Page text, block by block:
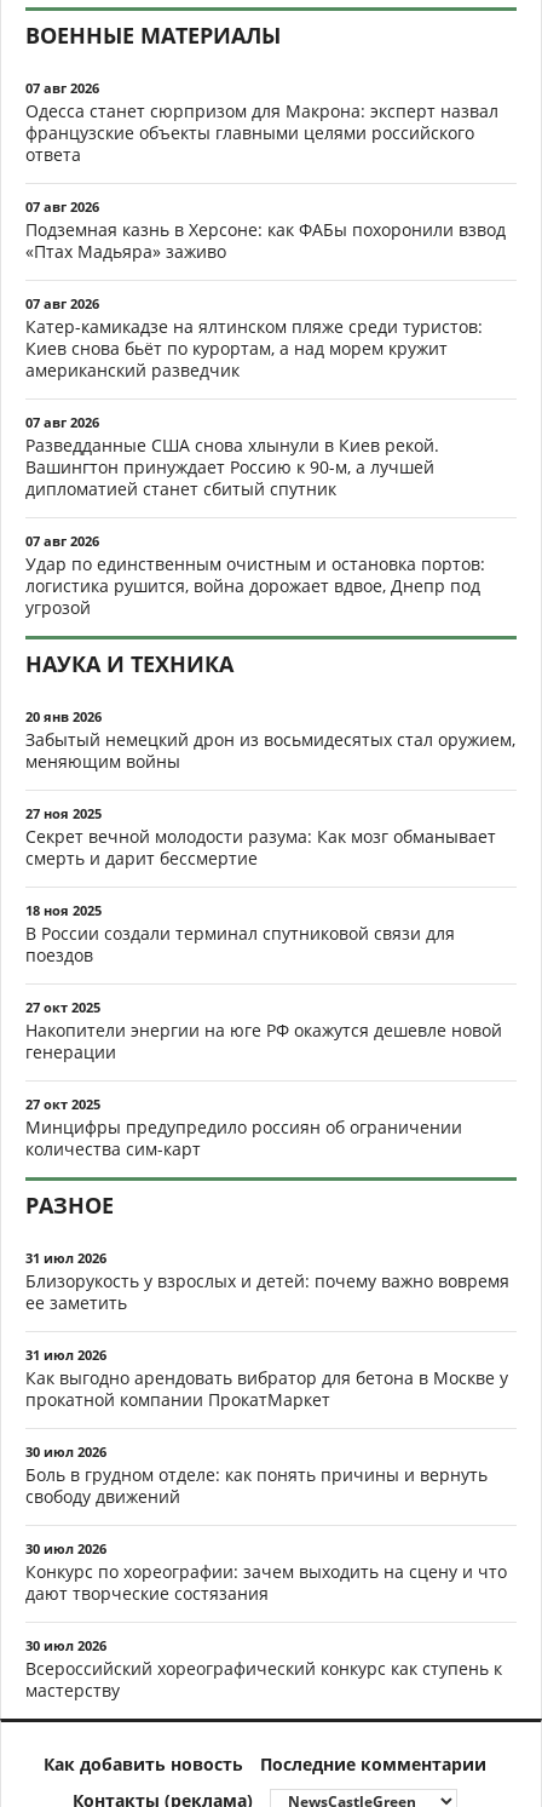
ВОЕННЫЕ МАТЕРИАЛЫ
07 авг 2026
Одесса станет сюрпризом для Макрона: эксперт назвал
французские объекты главными целями российского
ответа
07 авг 2026
Подземная казнь в Херсоне: как ФАБы похоронили взвод
«Птах Мадьяра» заживо
07 авг 2026
Катер-камикадзе на ялтинском пляже среди туристов:
Киев снова бьёт по курортам, а над морем кружит
американский разведчик
07 авг 2026
Разведданные США снова хлынули в Киев рекой.
Вашингтон принуждает Россию к 90-м, а лучшей
дипломатией станет сбитый спутник
07 авг 2026
Удар по единственным очистным и остановка портов:
логистика рушится, война дорожает вдвое, Днепр под
угрозой
НАУКА И ТЕХНИКА
20 янв 2026
Забытый немецкий дрон из восьмидесятых стал оружием,
меняющим войны
27 ноя 2025
Секрет вечной молодости разума: Как мозг обманывает
смерть и дарит бессмертие
18 ноя 2025
В России создали терминал спутниковой связи для
поездов
27 окт 2025
Накопители энергии на юге РФ окажутся дешевле новой
генерации
27 окт 2025
Минцифры предупредило россиян об ограничении
количества сим-карт
РАЗНОЕ
31 июл 2026
Близорукость у взрослых и детей: почему важно вовремя
ее заметить
31 июл 2026
Как выгодно арендовать вибратор для бетона в Москве у
прокатной компании ПрокатМаркет
30 июл 2026
Боль в грудном отделе: как понять причины и вернуть
свободу движений
30 июл 2026
Конкурс по хореографии: зачем выходить на сцену и что
дают творческие состязания
30 июл 2026
Всероссийский хореографический конкурс как ступень к
мастерству
Как добавить новость
Последние комментарии
Контакты (реклама)